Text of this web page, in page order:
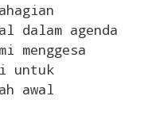
agenda
untuk
awal